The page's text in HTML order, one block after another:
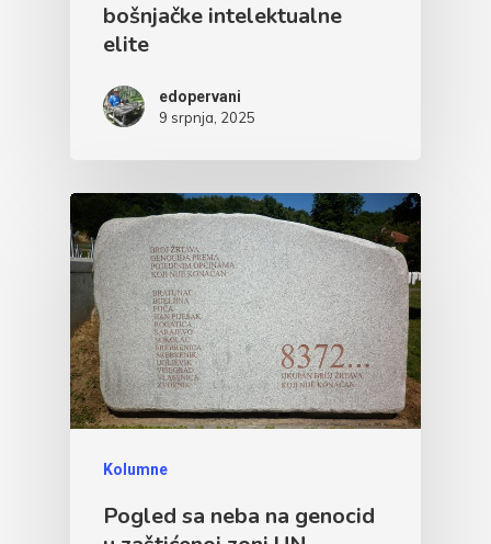
bošnjačke intelektualne
elite
edopervani
9 srpnja, 2025
Kolumne
Pogled sa neba na genocid